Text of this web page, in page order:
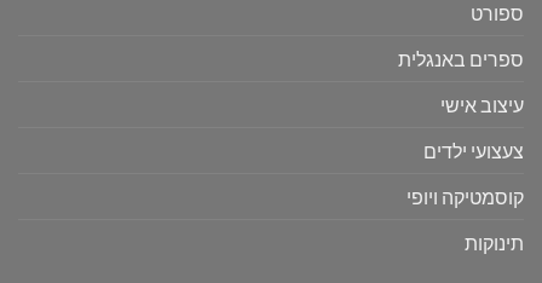
ספורט
ספרים באנגלית
עיצוב אישי
צעצועי ילדים
קוסמטיקה ויופי
תינוקות